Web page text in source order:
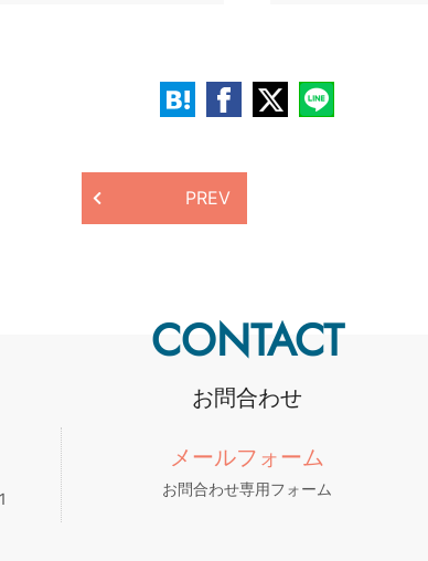
PREV
CONTACT
お問合わせ
メールフォーム
お問合わせ専用フォーム